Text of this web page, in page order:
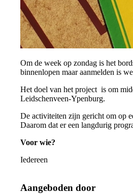
Om de week op zondag is het
binnenlopen maar aanmelden is
Het doel van het project is om
Leidschenveen-Ypenburg.
De activiteiten zijn gericht om op
Daarom dat er een langdurig
Voor wie?
Iedereen
Aangeboden door